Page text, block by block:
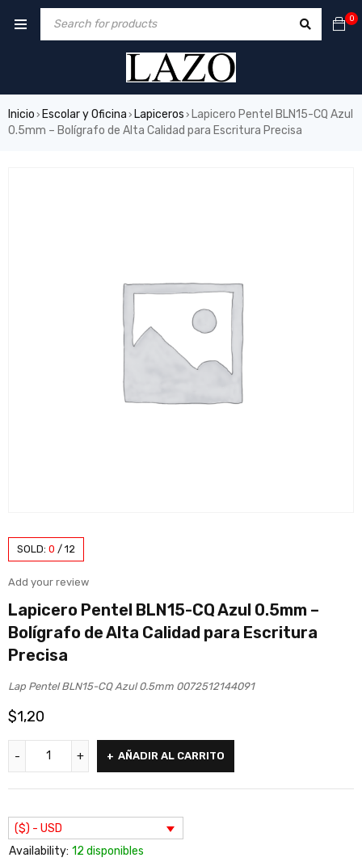
0
Inicio › Escolar y Oficina › Lapiceros › Lapicero Pentel BLN15-CQ Azul
0.5mm – Bolígrafo de Alta Calidad para Escritura Precisa
SOLD: 0 / 12
Add your review
Lapicero Pentel BLN15-CQ Azul 0.5mm –
Bolígrafo de Alta Calidad para Escritura
Precisa
Lap Pentel BLN15-CQ Azul 0.5mm 0072512144091
$1,20
AÑADIR AL CARRITO
($) - USD
Availability: 12 disponibles